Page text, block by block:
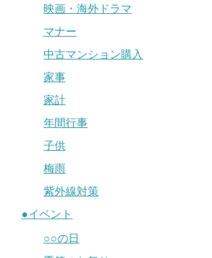
映画・海外ドラマ
マナー
中古マンション購入
家事
家計
年間行事
子供
梅雨
紫外線対策
●イベント
○○の日